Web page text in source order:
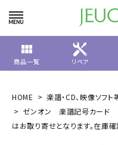
view_module
商品一覧 リペア
HOME 楽譜・CD、映像ソフト
ゼンオン 楽譜記号カード
はお取り寄せとなります。在庫確